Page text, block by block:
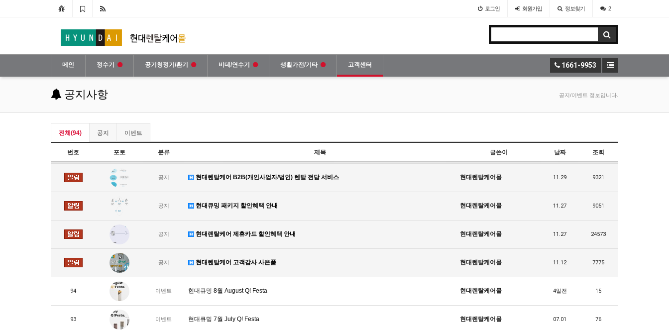
로그인 회원가입 정보찾기 2
1661-9953
메인 정수기 공기청정기/환기 비데/연수기 생활가전/기타 고객센터
공지사항 공지/이벤트 정보입니다.
전체(94) 공지 이벤트
번호 포토 분류 제목 글쓴이 날짜 조회
공지 현대렌탈케어 B2B(개인사업자/법인) 렌탈 전담 서비스 현대렌탈케어몰 11.29 9321
공지 현대큐밍 패키지 할인혜택 안내 현대렌탈케어몰 11.27 9051
공지 현대렌탈케어 제휴카드 할인혜택 안내 현대렌탈케어몰 11.27 24573
공지 현대렌탈케어 고객감사 사은품 현대렌탈케어몰 11.12 7775
94 이벤트 현대큐밍 8월 August Q! Festa 현대렌탈케어몰 4일전 15
93 이벤트 현대큐밍 7월 July Q! Festa 현대렌탈케어몰 07.01 76